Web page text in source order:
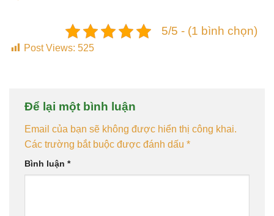
5/5 - (1 bình chọn)
Post Views: 525
Để lại một bình luận
Email của bạn sẽ không được hiển thị công khai.
Các trường bắt buộc được đánh dấu *
Bình luận *